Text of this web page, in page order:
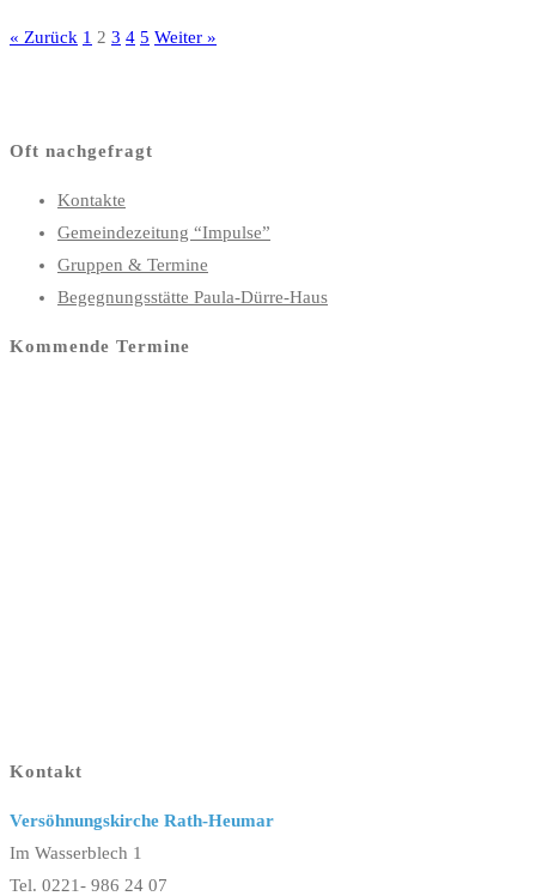
« Zurück 1 2 3 4 5 Weiter »
Oft nachgefragt
Kontakte
Gemeindezeitung “Impulse”
Gruppen & Termine
Begegnungsstätte Paula-Dürre-Haus
Kommende Termine
Kontakt
Versöhnungskirche Rath-Heumar
Im Wasserblech 1
Tel. 0221- 986 24 07